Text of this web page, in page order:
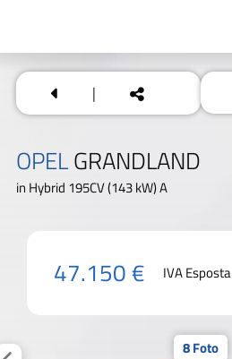
|
OPELGRANDLAND
in Hybrid 195CV (143 kW) A
47.150 € IVA Esposta
8 Foto